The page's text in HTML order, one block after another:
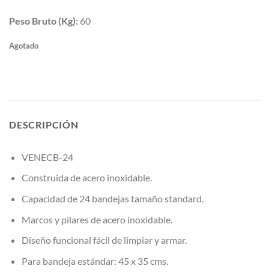
Peso Bruto (Kg): 60
Agotado
DESCRIPCIÓN
VENECB-24
Construida de acero inoxidable.
Capacidad de 24 bandejas tamaño standard.
Marcos y pilares de acero inoxidable.
Diseño funcional fácil de limpiar y armar.
Para bandeja estándar: 45 x 35 cms.